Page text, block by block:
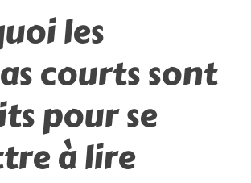
les
courts sont
pour se
à lire